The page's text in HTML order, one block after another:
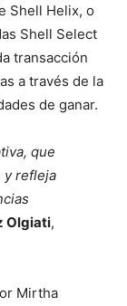
Shell Helix, o
Shell Select
transacción
a través de la
de ganar.
que
y refleja
Olgiati,
Mirtha